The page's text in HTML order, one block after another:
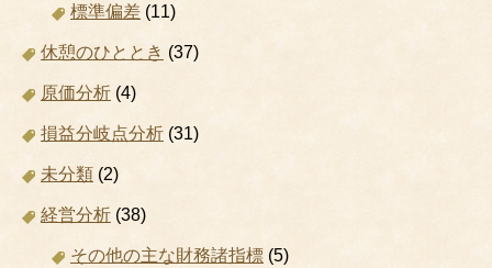
標準偏差 (11)
休憩のひととき (37)
原価分析 (4)
損益分岐点分析 (31)
未分類 (2)
経営分析 (38)
その他の主な財務諸指標 (5)